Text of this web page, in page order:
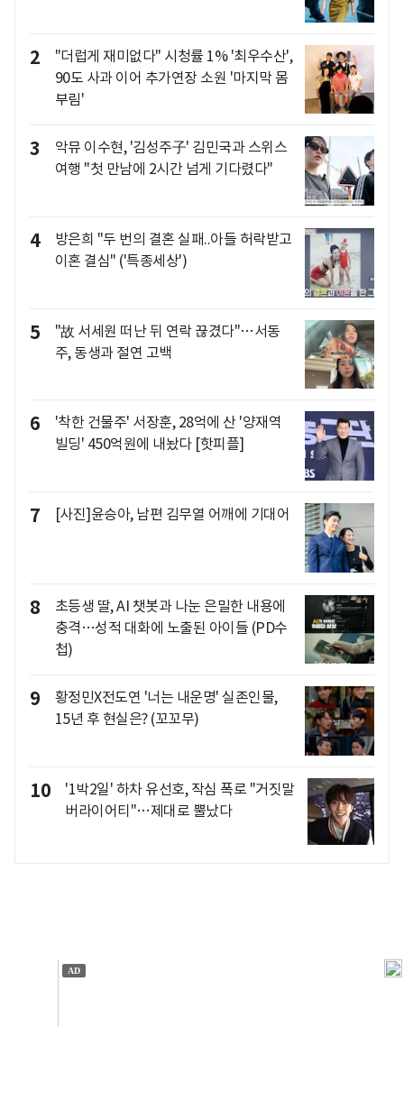
2
"더럽게 재미없다" 시청률 1% '최우수산',
90도 사과 이어 추가연장 소원 '마지막 몸
부림'
3
악뮤 이수현, '김성주子' 김민국과 스위스
여행 "첫 만남에 2시간 넘게 기다렸다"
4
방은희 "두 번의 결혼 실패..아들 허락받고
이혼 결심" ('특종세상')
5
"故 서세원 떠난 뒤 연락 끊겼다"…서동
주, 동생과 절연 고백
6
'착한 건물주' 서장훈, 28억에 산 '양재역
빌딩' 450억원에 내놨다 [핫피플]
7 [사진]윤승아, 남편 김무열 어깨에 기대어
8
초등생 딸, AI 챗봇과 나눈 은밀한 내용에
충격…성적 대화에 노출된 아이들 (PD수
첩)
9
황정민X전도연 '너는 내운명' 실존인물,
15년 후 현실은? (꼬꼬무)
10
'1박2일' 하차 유선호, 작심 폭로 "거짓말
버라이어티"…제대로 뿔났다